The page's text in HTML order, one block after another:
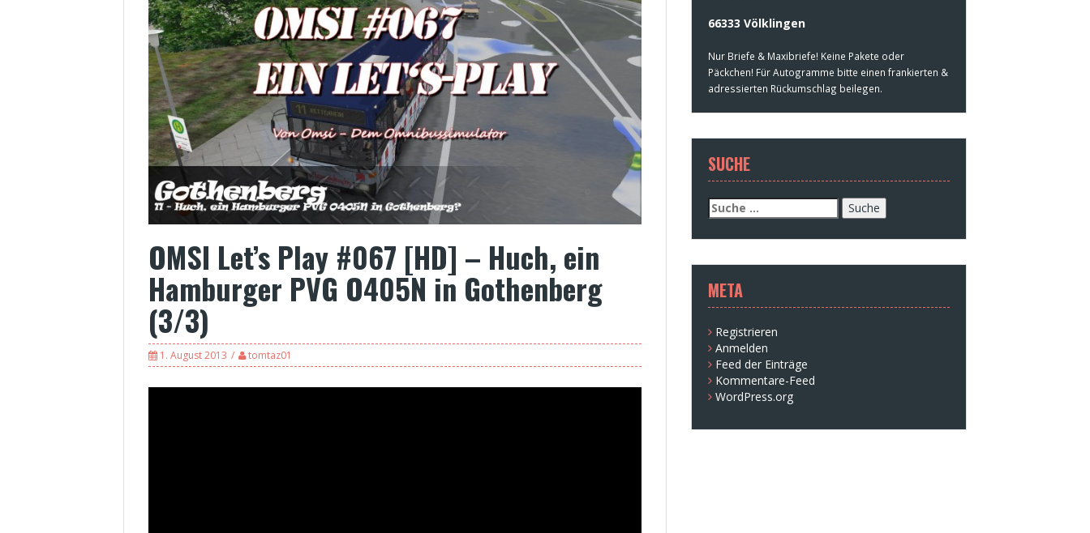
OMSI Let’s Play #067 [HD] – Huch, ein
Hamburger PVG O405N in Gothenberg
(3/3)
1. August 2013 tomtaz01
66333 Völklingen
Nur Briefe & Maxibriefe! Keine Pakete oder
Päckchen! Für Autogramme bitte einen frankierten &
adressierten Rückumschlag beilegen.
SUCHE
Suche
nach:
META
Registrieren
Anmelden
Feed der Einträge
Kommentare-Feed
WordPress.org